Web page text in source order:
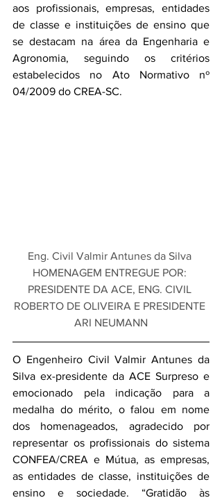
aos profissionais, empresas, entidades
de classe e instituições de ensino que
se destacam na área da Engenharia e
Agronomia, seguindo os critérios
estabelecidos no Ato Normativo nº
04/2009 do CREA-SC.
Eng. Civil Valmir Antunes da Silva
HOMENAGEM ENTREGUE POR:
PRESIDENTE DA ACE, ENG. CIVIL
ROBERTO DE OLIVEIRA E PRESIDENTE
ARI NEUMANN
O Engenheiro Civil Valmir Antunes da
Silva ex-presidente da ACE Surpreso e
emocionado pela indicação para a
medalha do mérito, o falou em nome
dos homenageados, agradecido por
representar os profissionais do sistema
CONFEA/CREA e Mútua, as empresas,
as entidades de classe, instituições de
ensino e sociedade. “Gratidão às